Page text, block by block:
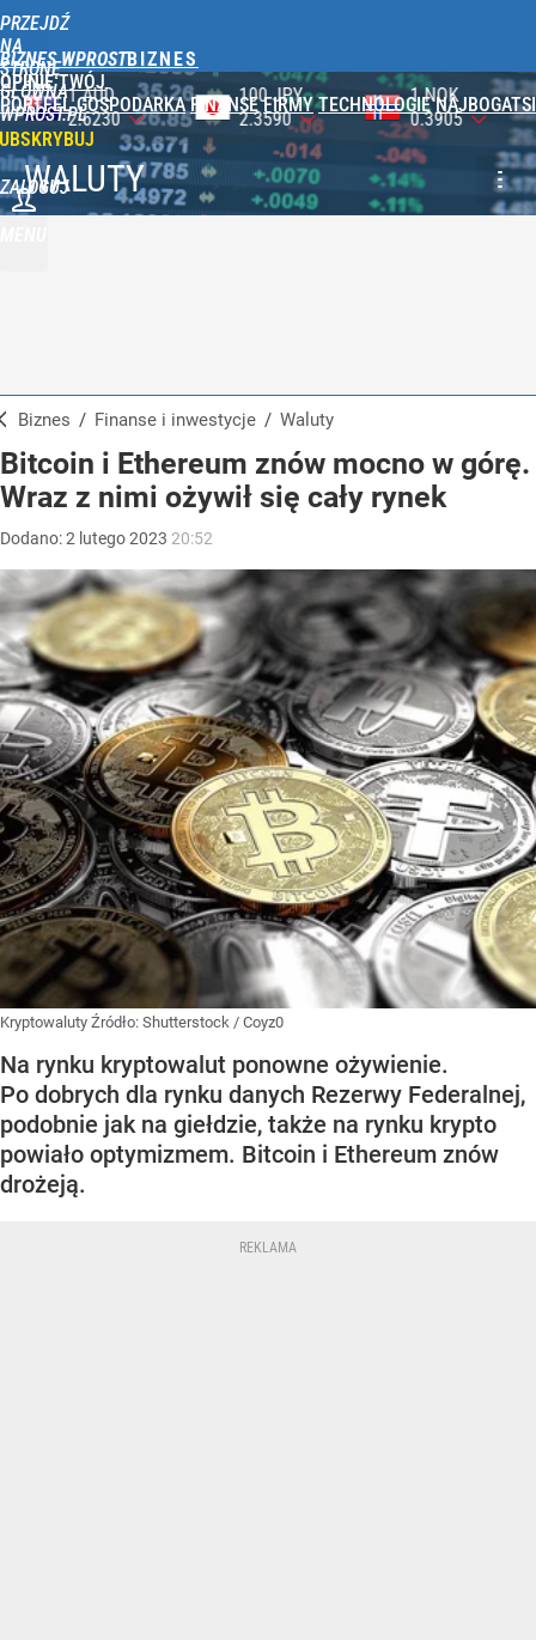
PRZEJDŹ
NA
STRONĘ
GŁÓWNĄ
WPROST.PL
BIZNES WPROST
OPINIE TWÓJ
PORTFEL GOSPODARKA FINANSE FIRMY TECHNOLOGIE NAJBOGATSI
ZALOGUJ
100 JPY
2.3590
1 NOK
0.3905
1 DKK
0.5750
WALUTY
Biznes / Finanse i inwestycje / Waluty
Bitcoin i Ethereum znów mocno w górę.
Wraz z nimi ożywił się cały rynek
Dodano:2 lutego2023 20:52
Kryptowaluty Źródło: Shutterstock / Coyz0
Na rynku kryptowalut ponowne ożywienie.
Po dobrych dla rynku danych Rezerwy Federalnej,
podobnie jak na giełdzie, także na rynku krypto
powiało optymizmem. Bitcoin i Ethereum znów
drożeją.